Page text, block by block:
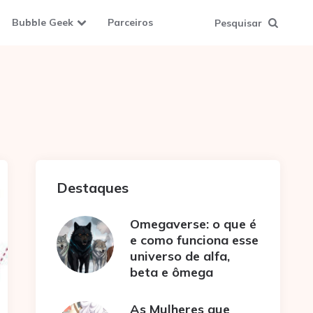
Bubble Geek Parceiros Pesquisar
Destaques
Omegaverse: o que é
e como funciona esse
universo de alfa,
beta e ômega
As Mulheres que